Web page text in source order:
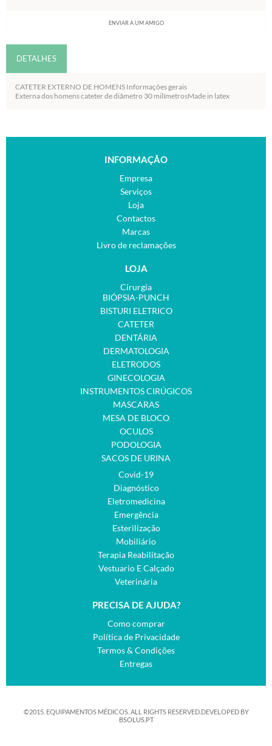
ENVIAR A UM AMIGO
DETALHES
CATETER EXTERNO DE HOMENS Informações gerais
Externa dos homens cateter de diâmetro 30 milímetrosMade in latex
INFORMAÇÃO
Empresa
Serviços
Loja
Contactos
Marcas
Livro de reclamações
LOJA
Cirurgia
BIÓPSIA-PUNCH
BISTURI ELETRICO
CATETER
DENTÁRIA
DERMATOLOGIA
ELETRODOS
GINECOLOGIA
INSTRUMENTOS CIRÚGICOS
MASCARAS
MESA DE BLOCO
OCULOS
PODOLOGIA
SACOS DE URINA
Covid-19
Diagnóstico
Eletromedicina
Emergência
Esterilização
Mobiliário
Terapia Reabilitação
Vestuario E Calçado
Veterinária
PRECISA DE AJUDA?
Como comprar
Política de Privacidade
Termos & Condições
Entregas
©2015. EQUIPAMENTOS MÉDICOS. ALL RIGHTS RESERVED.DEVELOPED BY
BSOLUS.PT